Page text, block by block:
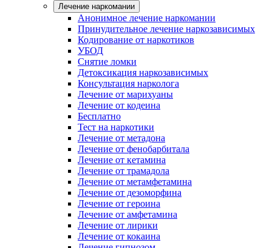
Лечение наркомании
Анонимное лечение наркомании
Принудительное лечение наркозависимых
Кодирование от наркотиков
УБОД
Снятие ломки
Детоксикация наркозависимых
Консультация нарколога
Лечение от марихуаны
Лечение от кодеина
Бесплатно
Тест на наркотики
Лечение от метадона
Лечение от фенобарбитала
Лечение от кетамина
Лечение от трамадола
Лечение от метамфетамина
Лечение от дезоморфина
Лечение от героина
Лечение от амфетамина
Лечение от лирики
Лечение от кокаина